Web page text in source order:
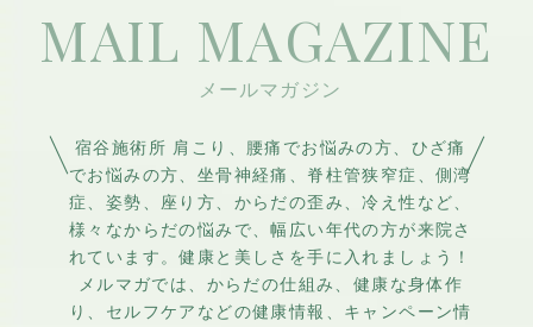
です。
予約制はかわりませんが、
水曜日〜土曜日までは「12時
まで連絡」は廃止します。
ご連絡をお願いします。
誠に勝手ながら、よろしくお
願いします。
ご不明な点がございました
ら、お問い合わせください。
MAIL MAGAZINE
宿谷施術所 肩こり、腰痛でお悩みの方、ひざ痛
でお悩みの方、坐骨神経痛、脊柱管狭窄症、側湾
症、姿勢、座り方、からだの歪み、冷え性など、
様々なからだの悩みで、幅広い年代の方が来院さ
れています。健康と美しさを手に入れましょう！
メルマガでは、からだの仕組み、健康な身体作
り、セルフケアなどの健康情報、キャンペーン情